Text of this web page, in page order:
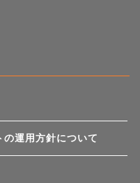
運用方針について